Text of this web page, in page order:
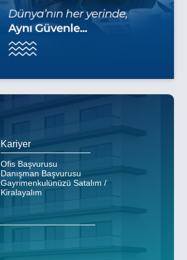
Kariyer
Ofis Başvurusu
Danışman Başvurusu
Gayrimenkulünüzü Satalım /
Kiralayalım